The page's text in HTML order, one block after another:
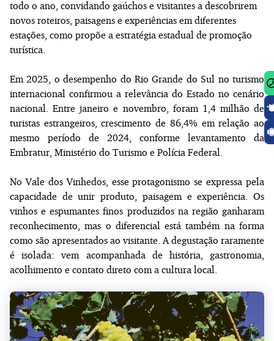
todo o ano, convidando gaúchos e visitantes a descobrirem
novos roteiros, paisagens e experiências em diferentes
estações, como propõe a estratégia estadual de promoção
turística.
Em 2025, o desempenho do Rio Grande do Sul no turismo
internacional confirmou a relevância do Estado no cenário
nacional. Entre janeiro e novembro, foram 1,4 milhão de
turistas estrangeiros, crescimento de 86,4% em relação ao
mesmo período de 2024, conforme levantamento da
Embratur, Ministério do Turismo e Polícia Federal.
No Vale dos Vinhedos, esse protagonismo se expressa pela
capacidade de unir produto, paisagem e experiência. Os
vinhos e espumantes finos produzidos na região ganharam
reconhecimento, mas o diferencial está também na forma
como são apresentados ao visitante. A degustação raramente
é isolada: vem acompanhada de história, gastronomia,
acolhimento e contato direto com a cultura local.